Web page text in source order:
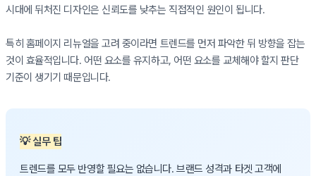
시대에 뒤처진 디자인은 신뢰도를 낮추는 직접적인 원인이 됩니다.
특히 홈페이지 리뉴얼을 고려 중이라면 트렌드를 먼저 파악한 뒤 방향을 잡는
것이 효율적입니다. 어떤 요소를 유지하고, 어떤 요소를 교체해야 할지 판단
기준이 생기기 때문입니다.
💡 실무 팁
트렌드를 모두 반영할 필요는 없습니다. 브랜드 성격과 타겟 고객에